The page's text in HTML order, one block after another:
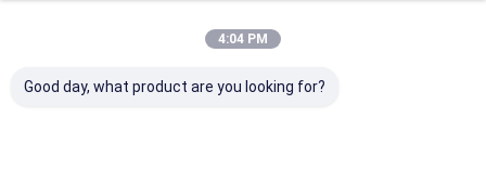
4:04 PM
Good day, what product are you looking for?